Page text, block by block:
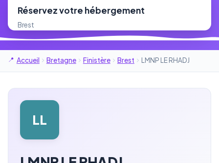
Réservez votre hébergement
Brest
Accueil Bretagne Finistère Brest LMNP LE RHADJ
LL